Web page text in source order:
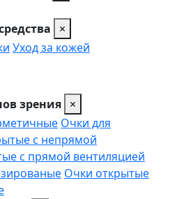
×
Уход за кожей
зрения ×
Очки для
с непрямой
с прямой вентиляцией
Очки открытые